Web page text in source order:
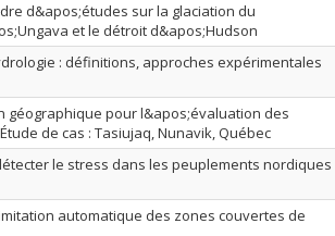
d&apos;études sur la glaciation du
et le détroit d&apos;Hudson
: définitions, approches expérimentales
pour l&apos;évaluation des
de cas : Tasiujaq, Nunavik, Québec
le stress dans les peuplements nordiques
automatique des zones couvertes de